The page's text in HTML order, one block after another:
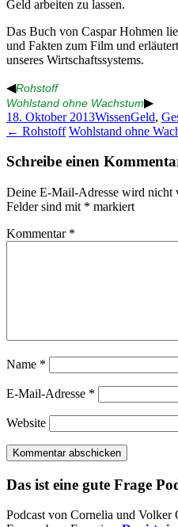
Geld arbeiten zu lassen.
Das Buch von Caspar Hohmen
und Fakten zum Film und
unseres Wirtschaftssystems.
◀Rohstoff
Wohlstand ohne Wachstum▶
18. Oktober 2013WissenGeld,
Beitragsnavigation
← Rohstoff Wohlstand ohne
Schreibe einen
Deine E-Mail-Adresse wird nicht
Felder sind mit * markiert
Kommentar *
Name *
E-Mail-Adresse *
Website
Das ist eine gute Frage
Podcast von Cornelia und